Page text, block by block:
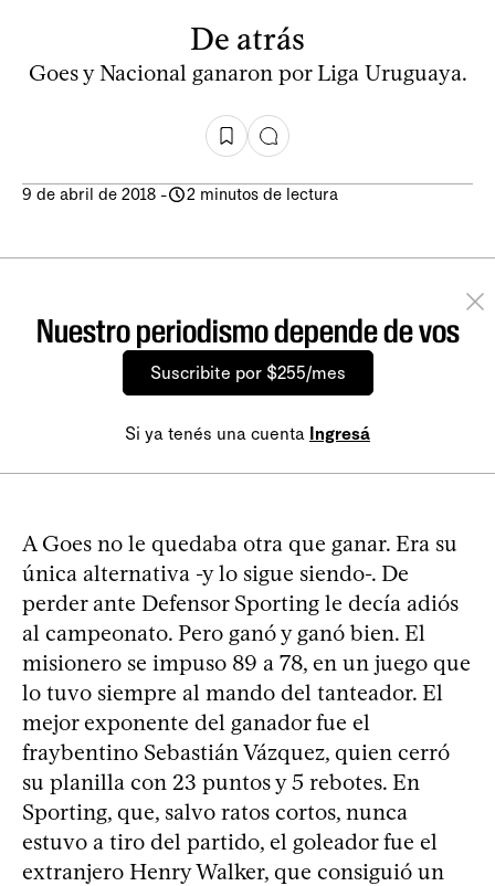
De atrás
Goes y Nacional ganaron por Liga Uruguaya.
9 de abril de 2018 - 2 minutos de lectura
Nuestro periodismo depende de vos
Suscribite por $255/mes
Si ya tenés una cuenta Ingresá
A Goes no le quedaba otra que ganar. Era su
única alternativa -y lo sigue siendo-. De
perder ante Defensor Sporting le decía adiós
al campeonato. Pero ganó y ganó bien. El
misionero se impuso 89 a 78, en un juego que
lo tuvo siempre al mando del tanteador. El
mejor exponente del ganador fue el
fraybentino Sebastián Vázquez, quien cerró
su planilla con 23 puntos y 5 rebotes. En
Sporting, que, salvo ratos cortos, nunca
estuvo a tiro del partido, el goleador fue el
extranjero Henry Walker, que consiguió un